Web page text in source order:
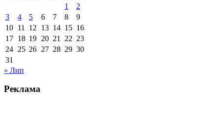
1
2
3
4 5 6 7 8
9
10 11 12 13 14 15 16
17 18 19 20 21 22 23
24 25 26 27 28 29 30
31
« Лип
Реклама